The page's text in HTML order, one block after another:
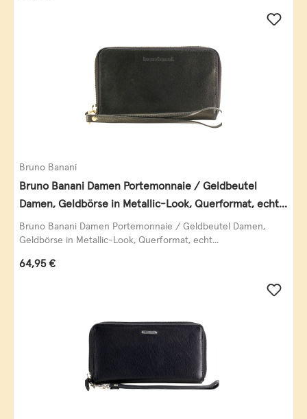
Bruno Banani
Bruno Banani Damen Portemonnaie / Geldbeutel
Damen, Geldbörse in Metallic-Look, Querformat, echt
Leder, schwarz-gold
Bruno Banani Damen Portemonnaie / Geldbeutel Damen,
Geldbörse in Metallic-Look, Querformat, echt...
Regulärer Preis:
64,95 €